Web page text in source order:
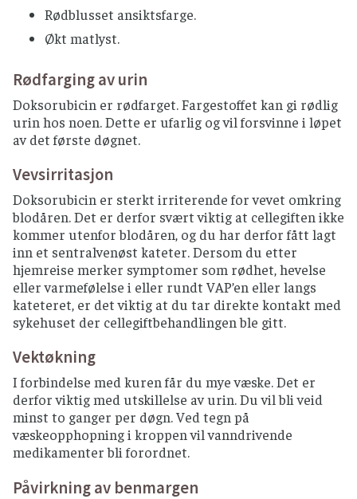
Rødblusset ansiktsfarge.
Økt matlyst.
Rødfarging av urin
Doksorubicin er rødfarget. Fargestoffet kan gi rødlig
urin hos noen. Dette er ufarlig og vil forsvinne i løpet
av det første døgnet.
Vevsirritasjon
Doksorubicin er sterkt irriterende for vevet omkring
blodåren. Det er derfor svært viktig at cellegiften ikke
kommer utenfor blodåren, og du har derfor fått lagt
inn et sentralvenøst kateter. Dersom du etter
hjemreise merker symptomer som rødhet, hevelse
eller varmefølelse i eller rundt VAP’en eller langs
kateteret, er det viktig at du tar direkte kontakt med
sykehuset der cellegiftbehandlingen ble gitt.
Vektøkning
I forbindelse med kuren får du mye væske. Det er
derfor viktig med utskillelse av urin. Du vil bli veid
minst to ganger per døgn. Ved tegn på
væskeopphopning i kroppen vil vanndrivende
medikamenter bli forordnet.
Påvirkning av benmargen